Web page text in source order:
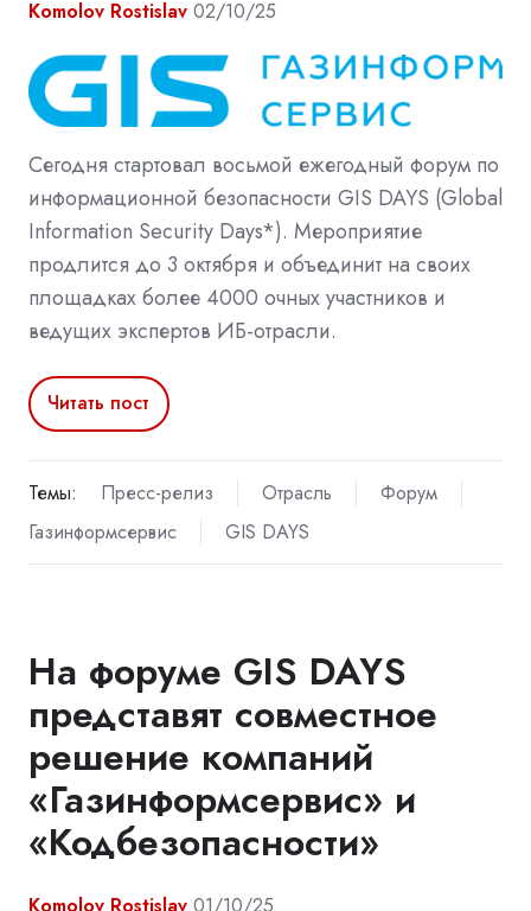
Komolov Rostislav 02/10/25
Сегодня стартовал восьмой ежегодный форум по
информационной безопасности GIS DAYS (Global
Information Security Days*). Мероприятие
продлится до 3 октября и объединит на своих
площадках более 4000 очных участников и
ведущих экспертов ИБ-отрасли.
Читать пост
Темы: Пресс-релиз Отрасль
Форум
Газинформсервис
GIS DAYS
На форуме GIS DAYS
представят совместное
решение компаний
«Газинформсервис» и
«Кодбезопасности»